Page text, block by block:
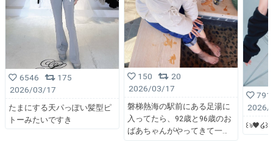
6546
175
2026/03/17
たまにする天パっぽい髪型ピ
トーみたいですき
150
20
2026/03/17
磐梯熱海の駅前にある足湯に
入ってたら、92歳と96歳のお
ばあちゃんがやってきて一
791
2026/
꒰ঌ🖤໒꒱